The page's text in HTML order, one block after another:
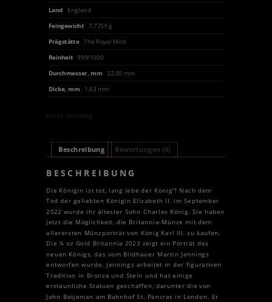
Land
England
Feingewicht
7.7759 g
Prägstätte The Royal Mint
Reinheit 999/1000
Durchmesser, mm
22,00 mm
Dicke, mm
1,63 mm
Nicht vorrätig
Beschreibung Bewertungen (0)
BESCHREIBUNG
Die Königin ist tot, lang lebe der König“! Nach dem
Tod der geliebten Königin Elizabeth II. im September
2022 wurde ihr ältester Sohn Charles König. Sie haben
jetzt die Möglichkeit, die Britannia-Münze mit dem
allerersten Münzporträt von König Karl III. zu kaufen.
Die ¼ oz Gold Britannia 2023 zeigt ein Porträt des
neuen Königs, das vom Bildhauer Martin Jennings
entworfen wurde. Jennings arbeitet in der figurativen
Tradition in Bronze und Stein und hat einige
erstaunliche Statuen geschaffen, darunter die von
John Betjeman am Bahnhof St. Pancras in London. Er